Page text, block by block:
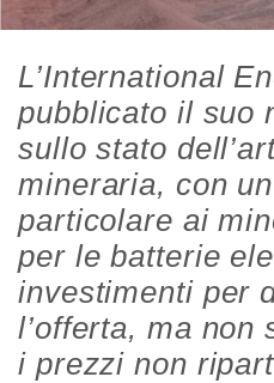
L’International
pubblicato il suo
sullo stato
mineraria, con
particolare ai
per le batterie
investimenti per
l’offerta, ma non
i prezzi non